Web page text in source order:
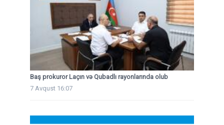
Baş prokuror Laçın və Qubadlı rayonlarında olub
7 Avqust 16:07